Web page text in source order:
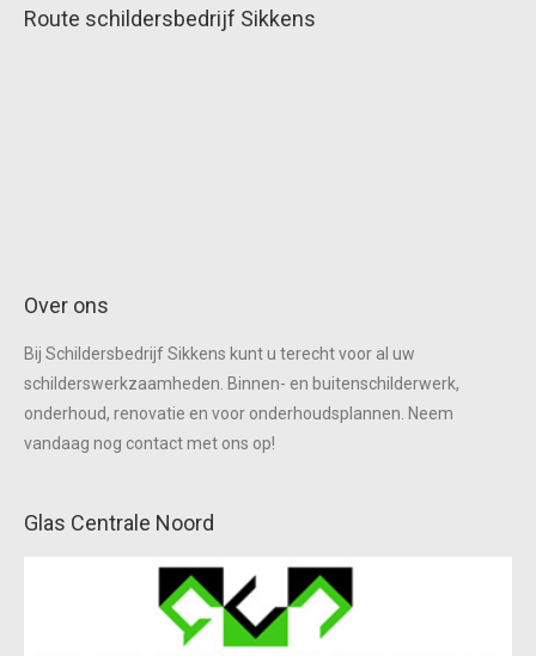
Route schildersbedrijf Sikkens
Over ons
Bij Schildersbedrijf Sikkens kunt u terecht voor al uw
schilderswerkzaamheden. Binnen- en buitenschilderwerk,
onderhoud, renovatie en voor onderhoudsplannen. Neem
vandaag nog contact met ons op!
Glas Centrale Noord